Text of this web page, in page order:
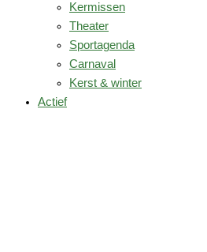
Kermissen
Theater
Sportagenda
Carnaval
Kerst & winter
Actief